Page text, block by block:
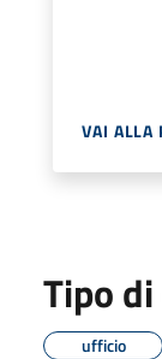
VAI ALLA
Tipo
ufficio